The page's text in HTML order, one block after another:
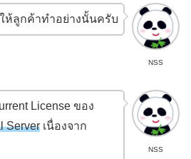
NSS
ห้ลูกค้าทำอย่างนั้นครับ
NSS
License ของ
Server เนื่องจาก